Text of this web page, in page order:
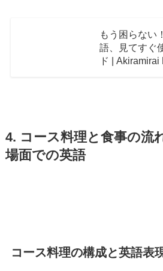
もう困らない
語、見てすぐ
ド | Akiramirai
4. コース料理と食事の流
場面での英語
コース料理の構成と英語表